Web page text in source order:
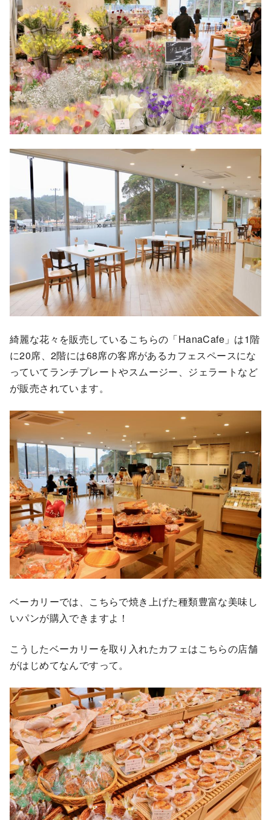
綺麗な花々を販売しているこちらの「HanaCafe」は1階
に20席、2階には68席の客席があるカフェスペースにな
っていてランチプレートやスムージー、ジェラートなど
が販売されています。
ベーカリーでは、こちらで焼き上げた種類豊富な美味し
いパンが購入できますよ！
こうしたベーカリーを取り入れたカフェはこちらの店舗
がはじめてなんですって。